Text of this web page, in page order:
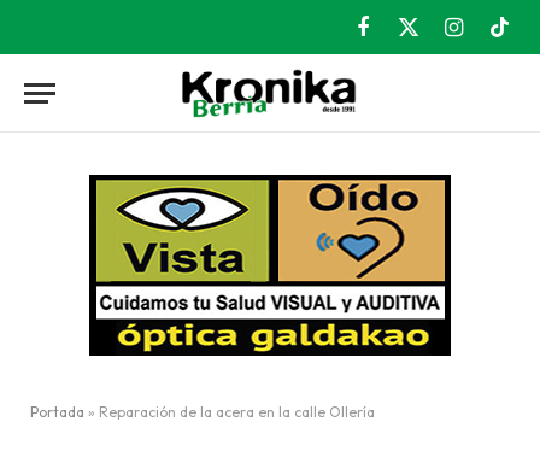
Facebook
X
Instagram
Portada » Reparación de la acera en la calle Ollería